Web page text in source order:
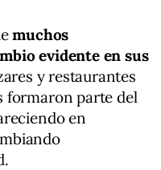
muchos
evidente en sus
y restaurantes
formaron parte del
en